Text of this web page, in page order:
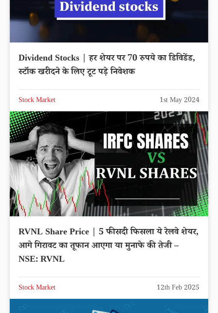
Dividend Stocks | हर शेयर पर 70 रुपये का डिविडेंड,
स्टॉक खरीदने के लिए टूट पड़े निवेशक
Stock Market 1st May 2024
RVNL Share Price | 5 फीसदी फिसला ये रेलवे शेयर,
आगे गिरावट का तूफान आएगा या मुनाफे की तेजी –
NSE: RVNL
Stock Market 12th Feb 2025